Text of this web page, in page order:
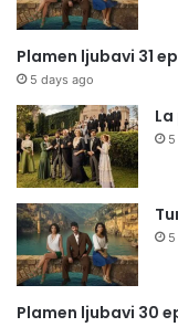
Plamen ljubavi 31
5 days ago
Plamen ljubavi 30